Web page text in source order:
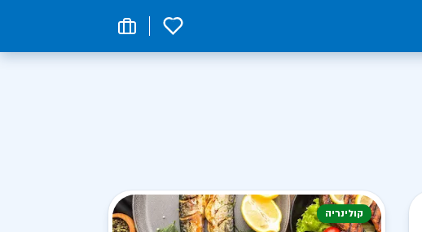
0
קולינריה